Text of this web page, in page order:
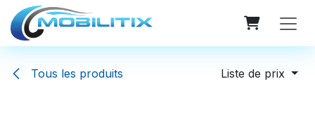
Se rendre au contenu
Tous les produits Liste de prix